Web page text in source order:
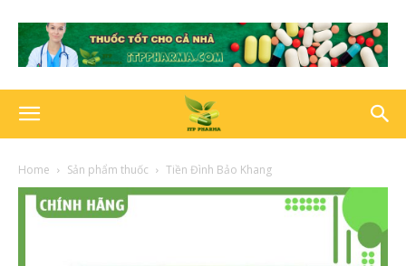
Home Sản phẩm thuốc Tiền Đình Bảo Khang